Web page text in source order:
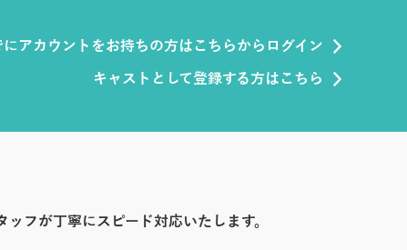
にアカウントをお持ちの方はこちらからログイン
キャストとして登録する方はこちら
フが丁寧にスピード対応いたします。